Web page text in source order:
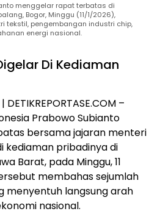
menggelar rapat terbatas di
Bogor, Minggu (11/1/2026),
tekstil, pengembangan industri chip,
energi nasional.
Di Kediaman
DETIKREPORTASE.COM –
Prabowo Subianto
bersama jajaran menteri
kediaman pribadinya di
Barat, pada Minggu, 11
membahas sejumlah
menyentuh langsung arah
nasional.